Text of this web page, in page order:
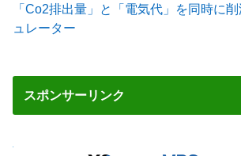
「Co2排出量」と「電気代」を同時に
ュレーター
スポンサーリンク